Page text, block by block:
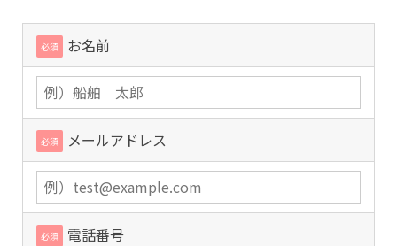
必須 お名前
必須 メールアドレス
必須 電話番号